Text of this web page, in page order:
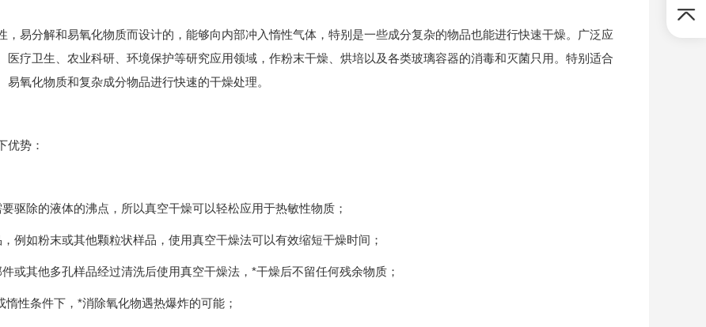
，易分解和易氧化物质而设计的，能够向内部冲入惰性气体，特别是一些成分复杂的物品也能进行快速干燥。广泛应
医疗卫生、农业科研、环境保护等研究应用领域，作粉末干燥、烘培以及各类玻璃容器的消毒和灭菌只用。特别适合
易氧化物质和复杂成分物品进行快速的干燥处理。
优势：
驱除的液体的沸点，所以真空干燥可以轻松应用于热敏性物质；
例如粉末或其他颗粒状样品，使用真空干燥法可以有效缩短干燥时间；
或其他多孔样品经过清洗后使用真空干燥法，*干燥后不留任何残余物质；
性条件下，*消除氧化物遇热爆炸的可能；